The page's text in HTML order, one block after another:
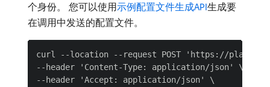
个身份。 您可以使用示例配置文件生成API生成要
在调用中发送的配置文件。
curl --location --request POST 'https://
--header 'Content-Type: application/json' \
--header 'Accept: application/json' \